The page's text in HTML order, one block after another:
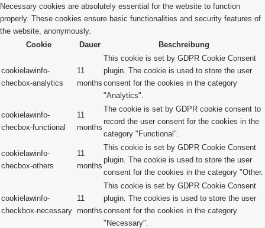
Necessary cookies are absolutely essential for the website to function
properly. These cookies ensure basic functionalities and security features of
the website, anonymously.
Cookie
Dauer Beschreibung
cookielawinfo-
checbox-analytics
11
months
This cookie is set by GDPR Cookie Consent
plugin. The cookie is used to store the user
consent for the cookies in the category
"Analytics".
cookielawinfo-
checbox-functional
11
months
The cookie is set by GDPR cookie consent to
record the user consent for the cookies in the
category "Functional".
cookielawinfo-
checbox-others
11
months
This cookie is set by GDPR Cookie Consent
plugin. The cookie is used to store the user
consent for the cookies in the category "Other.
cookielawinfo-
checkbox-necessary
11
months
This cookie is set by GDPR Cookie Consent
plugin. The cookies is used to store the user
consent for the cookies in the category
"Necessary".